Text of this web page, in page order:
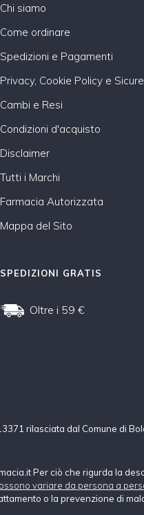
Chi siamo
Come ordinare
Spedizioni e Pagamenti
Privacy, Cookie Policy e
Cambi e Resi
Condizioni d'acquisto
Disclaimer
Tutti i Marchi
Farmacia Autorizzata
Mappa del Sito
SPEDIZIONI GRATIS
Oltre i 59 €
rilasciata dal Comune di
Per ciò che rigurda la
variare da persona a
o la prevenzione di